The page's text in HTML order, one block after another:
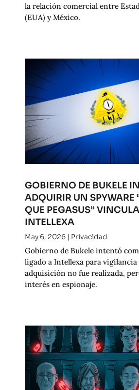
la relación comercial entre
(EUA) y México.
GOBIERNO DE BUKELE
ADQUIRIR UN SPYWARE
QUE PEGASUS”
INTELLEXA
May 6, 2026| Privacidad
Gobierno de Bukele intentó
ligado a Intellexa para
adquisición no fue realizada,
interés en espionaje.